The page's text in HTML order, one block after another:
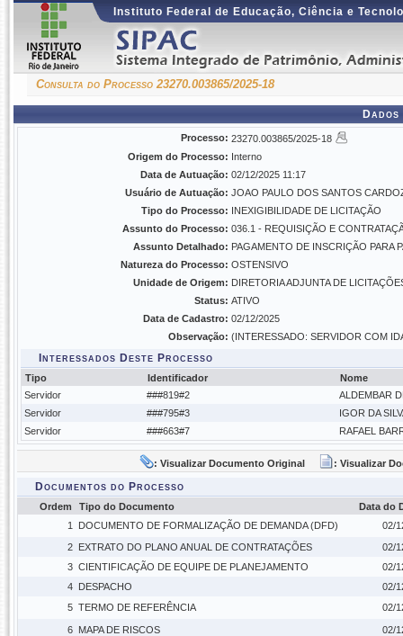
Instituto Federal de Educação, Ciência e
Consulta do Processo 23270.003865/2025-18
Processo: 23270.003865/2025-18
Origem do Processo: Interno
Data de Autuação: 02/12/2025 11:17
Usuário de Autuação: JOAO PAULO DOS SANTOS
Tipo do Processo: INEXIGIBILIDADE DE LICITAÇÃO
Assunto do Processo: 036.1 - REQUISIÇÃO E
Assunto Detalhado: PAGAMENTO DE INSCRIÇÃO PARA
Natureza do Processo: OSTENSIVO
Unidade de Origem: DIRETORIA ADJUNTA DE
Status: ATIVO
Data de Cadastro: 02/12/2025
Observação: (INTERESSADO: SERVIDOR COM
Interessados Deste Processo
Tipo Identificador
Nome
Servidor
###819#2
ALDEMBAR
Servidor
###795#3
IGOR DA
Servidor
###663#7 RAFAEL
: Visualizar Documento Original : Visualizar
Documentos do Processo
Ordem Tipo do Documento
Data do
1
DOCUMENTO DE FORMALIZAÇÃO DE DEMANDA (DFD)
02/
2 EXTRATO DO PLANO ANUAL DE CONTRATAÇÕES
02/
3 CIENTIFICAÇÃO DE EQUIPE DE PLANEJAMENTO
02/
4 DESPACHO
02/
5 TERMO DE REFERÊNCIA 02/
6 MAPA DE RISCOS 02/